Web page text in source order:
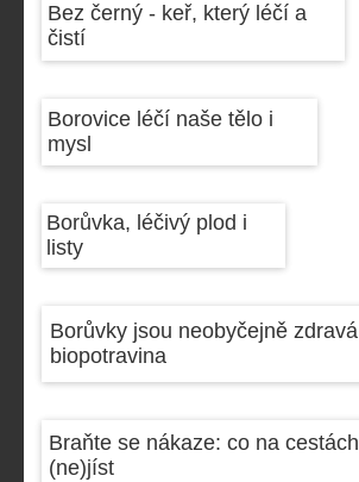
Bez černý - keř, který léčí a
čistí
Borovice léčí naše tělo i
mysl
Borůvka, léčivý plod i
listy
Borůvky jsou neobyčejně zdravá
biopotravina
Braňte se nákaze: co na cestách
(ne)jíst